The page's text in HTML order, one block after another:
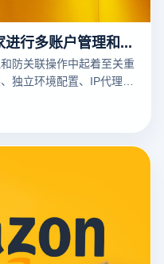
亚马逊浏览器如何帮助卖家进行多账户管理和防关联操作？
防关联操作中起着至关重
独立环境配置、IP代理切
户关联风险，并显著提升